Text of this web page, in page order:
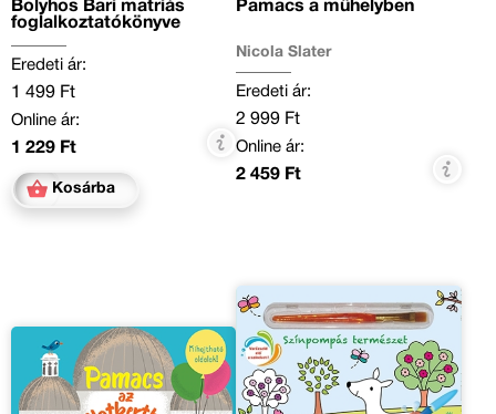
Bolyhos Bari matriás
foglalkoztatókönyve
Eredeti ár:
1 499 Ft
Online ár:
1 229 Ft
Kosárba
Pamacs a műhelyben
Nicola Slater
Eredeti ár:
2 999 Ft
Online ár:
2 459 Ft